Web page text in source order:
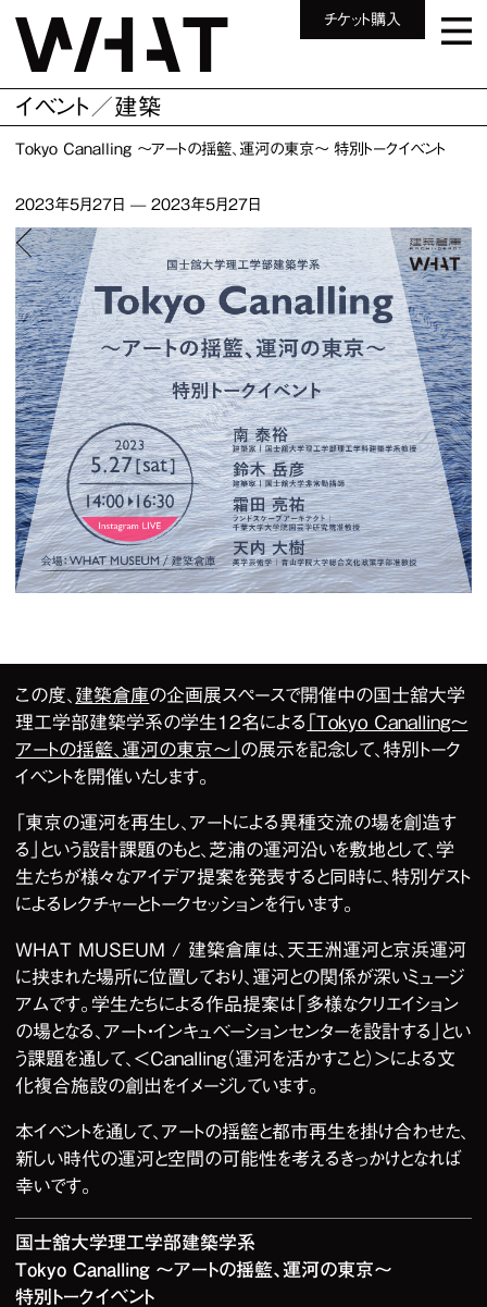
チケット購入
イベント／建築
Tokyo Canalling ～アートの揺籃、運河の東京～ 特別トークイベント
2023年5月27日 — 2023年5月27日
この度、 建築倉庫の企画展スペースで開催中の国士舘大学
理工学部建築学系の学生12名による
「Tokyo Canalling～
アートの揺籃、運河の東京～」 の展示を記念して、特別トーク
イベントを開催いたします。
「東京の運河を再生し、アートによる異種交流の場を創造す
る」という設計課題のもと、芝浦の運河沿いを敷地として、学
生たちが様々なアイデア提案を発表すると同時に、特別ゲスト
によるレクチャーとトークセッションを行います。
WHAT MUSEUM / 建築倉庫は、天王洲運河と京浜運河
に挟まれた場所に位置しており、運河との関係が深いミュージ
アムです。学生たちによる作品提案は「多様なクリエイション
の場となる、アート・インキュベーションセンターを設計する」とい
う課題を通して、＜Canalling（運河を活かすこと）＞による文
化複合施設の創出をイメージしています。
本イベントを通して、アートの揺籃と都市再生を掛け合わせた、
新しい時代の運河と空間の可能性を考えるきっかけとなれば
幸いです。
国士舘大学理工学部建築学系
Tokyo Canalling ～アートの揺籃、運河の東京～
特別トークイベント